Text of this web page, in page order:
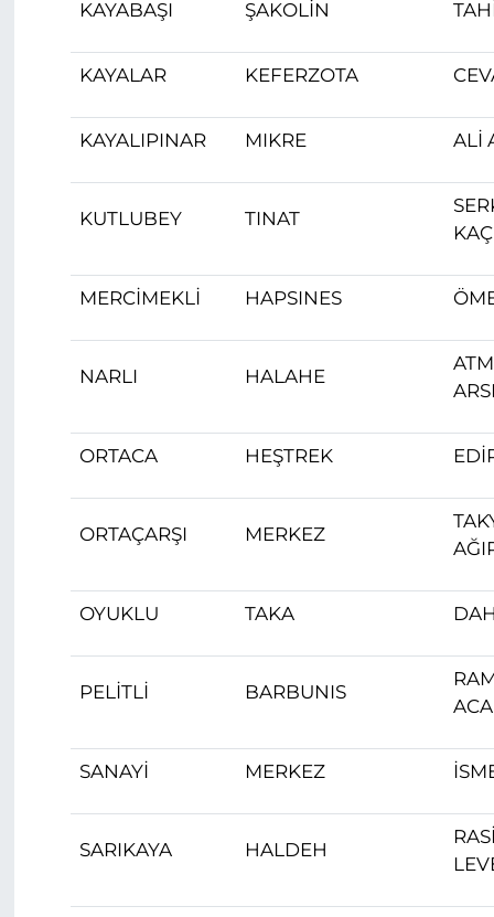
KAYABAŞI ŞAKOLİN
KAYALAR KEFERZOTA
KAYALIPINAR MIKRE ALİ
KUTLUBEY TINAT
MERCİMEKLİ HAPSINES
NARLI HALAHE
ORTACA HEŞTREK
ORTAÇARŞI MERKEZ
OYUKLU TAKA
PELİTLİ BARBUNIS
SANAYİ MERKEZ
SARIKAYA HALDEH